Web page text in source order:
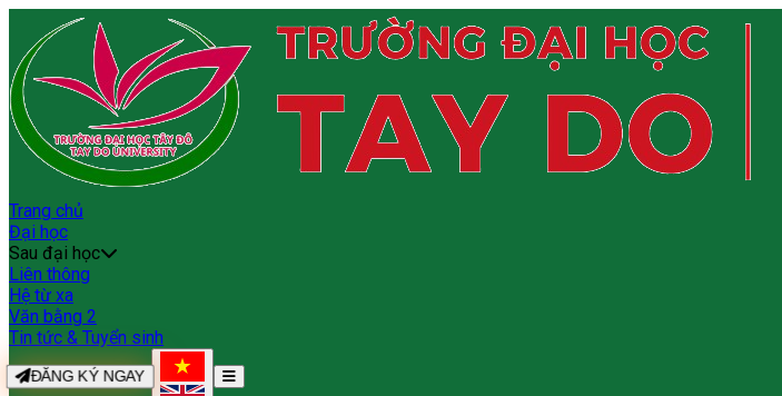
Trang chủ
Đại học
Sau đại học
Liên thông
Hệ từ xa
Văn bằng 2
Tin tức & Tuyển sinh
ĐĂNG KÝ NGAY